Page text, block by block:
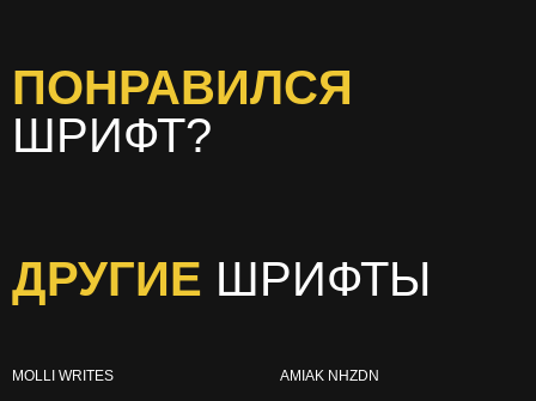
ПОНРАВИЛСЯ
ШРИФТ?
ДРУГИЕ ШРИФТЫ
MOLLI WRITES AMIAK NHZDN